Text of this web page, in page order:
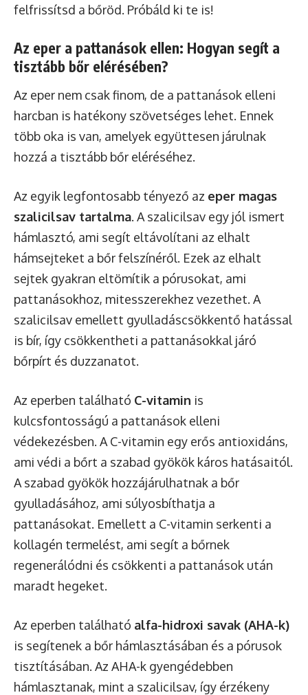
felfrissítsd a bőröd. Próbáld ki te is!
Az eper a pattanások ellen: Hogyan segít a
tisztább bőr elérésében?
Az eper nem csak finom, de a pattanások elleni
harcban is hatékony szövetséges lehet. Ennek
több oka is van, amelyek együttesen járulnak
hozzá a tisztább bőr eléréséhez.
Az egyik legfontosabb tényező az eper magas
szalicilsav tartalma. A szalicilsav egy jól ismert
hámlasztó, ami segít eltávolítani az elhalt
hámsejteket a bőr felszínéről. Ezek az elhalt
sejtek gyakran eltömítik a pórusokat, ami
pattanásokhoz, mitesszerekhez vezethet. A
szalicilsav emellett gyulladáscsökkentő hatással
is bír, így csökkentheti a pattanásokkal járó
bőrpírt és duzzanatot.
Az eperben található C-vitamin is
kulcsfontosságú a pattanások elleni
védekezésben. A C-vitamin egy erős antioxidáns,
ami védi a bőrt a szabad gyökök káros hatásaitól.
A szabad gyökök hozzájárulhatnak a bőr
gyulladásához, ami súlyosbíthatja a
pattanásokat. Emellett a C-vitamin serkenti a
kollagén termelést, ami segít a bőrnek
regenerálódni és csökkenti a pattanások után
maradt hegeket.
Az eperben található alfa-hidroxi savak (AHA-k)
is segítenek a bőr hámlasztásában és a pórusok
tisztításában. Az AHA-k gyengédebben
hámlasztanak, mint a szalicilsav, így érzékeny